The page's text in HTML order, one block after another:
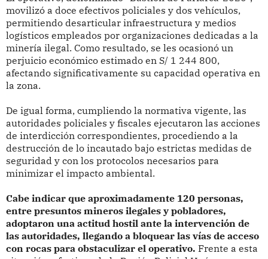
movilizó a doce efectivos policiales y dos vehículos,
permitiendo desarticular infraestructura y medios
logísticos empleados por organizaciones dedicadas a la
minería ilegal. Como resultado, se les ocasionó un
perjuicio económico estimado en S/ 1 244 800,
afectando significativamente su capacidad operativa en
la zona.
De igual forma, cumpliendo la normativa vigente, las
autoridades policiales y fiscales ejecutaron las acciones
de interdicción correspondientes, procediendo a la
destrucción de lo incautado bajo estrictas medidas de
seguridad y con los protocolos necesarios para
minimizar el impacto ambiental.
Cabe indicar que aproximadamente 120 personas,
entre presuntos mineros ilegales y pobladores,
adoptaron una actitud hostil ante la intervención de
las autoridades, llegando a bloquear las vías de acceso
con rocas para obstaculizar el operativo. Frente a esta